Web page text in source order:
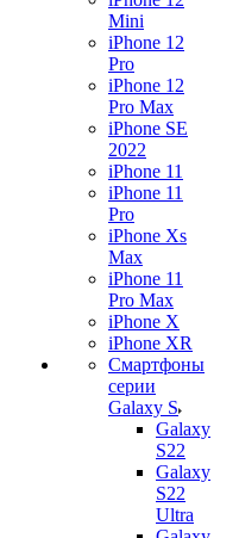
Mini
iPhone 12
Pro
iPhone 12
Pro Max
iPhone SE
2022
iPhone 11
iPhone 11
Pro
iPhone Xs
Max
iPhone 11
Pro Max
iPhone X
iPhone XR
Смартфоны
серии
Galaxy S
Galaxy
S22
Galaxy
S22
Ultra